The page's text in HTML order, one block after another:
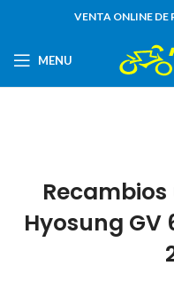
VENTA ONLINE DE
MENU
Hyosung